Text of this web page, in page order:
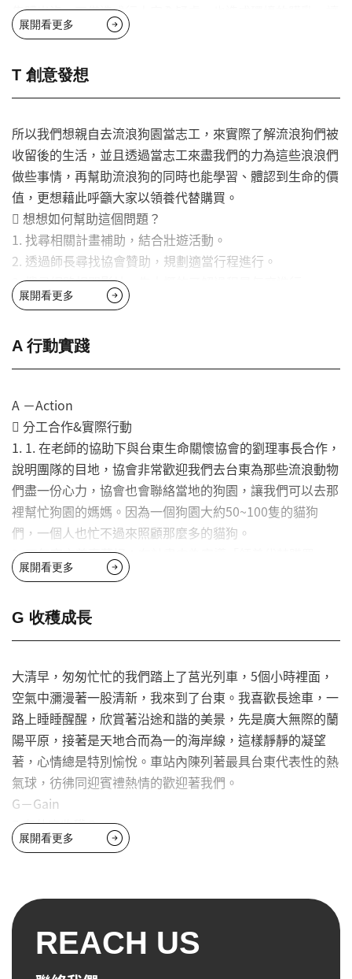
集體出沒，不僅造成行人安全疑慮，也造成環境的髒亂，讓
我們覺得流浪犬的問題應該被正視。
展開看更多
T 創意發想
所以我們想親自去流浪狗園當志工，來實際了解流浪狗們被
收留後的生活，並且透過當志工來盡我們的力為這些浪浪們
做些事情，再幫助流浪狗的同時也能學習、體認到生命的價
值，更想藉此呼籲大家以領養代替購買。
 想想如何幫助這個問題？
1. 找尋相關計畫補助，結合壯遊活動。
2. 透過師長尋找協會贊助，規劃適當行程進行。
3. 搜尋網路相關影片，先大概的了解過程是怎麼進行。
 討論如何幫忙這個問題？
2. 與協會理事長進行詳細討論，修正目標。
3. 進行車票購買與住宿安排，並詳細分工。
展開看更多
A 行動實踐
A －Action
 分工合作&實際行動
1. 1. 在老師的協助下與台東生命關懷協會的劉理事長合作，
說明團隊的目地，協會非常歡迎我們去台東為那些流浪動物
們盡一份心力，協會也會聯絡當地的狗園，讓我們可以去那
裡幫忙狗園的媽媽。因為一個狗園大約50~100隻的貓狗
們，一個人也忙不過來照顧那麼多的貓狗。
2. 正氣夜市義賣募捐：在計畫中為宣導「領養代替購買」，
我們規劃了義賣活動，在協會的幫忙下在台東正氣夜市家樂
帶了許多手工藝品進行義賣，另外準備了恐龍裝以吸引民眾
注意。有的成員抱著募款箱走遍夜市，有的成員在攤位前聲
重視。
3. 徐媽媽狗園滴藥：由於夏天悶熱狗狗身上也被厚重的毛蓋
住了，因此體內的跳蚤更容易的滋生，所以必須利用藥來殺
死這些跳蚤，如果沒有去除身上的跳蚤細菌除了會讓貓狗們
得到一些皮膚疾病之外，嚴重的話可能會讓貓狗們死亡。在
協會的安排下我們來到徐媽媽狗園，在老師的指導下進行滴
藥。徐媽媽狗園完全採取自然放養的方式，在一片雜草中與
狗兒追逐，並一一抓住進行滴藥，對我們而言是一場別開生
面的生命教育。
流浪狗對陌生的我們更是不假顏色，無法親近，因此我們只
能參訪瞭解狗園的經營，並與林媽媽閒聊經營狗園的辛酸，
讓我們萬分感佩，決定在回校後進行義賣活動協助林媽媽募
展開看更多
G 收穫成長
大清早，匆匆忙忙的我們踏上了莒光列車，5個小時裡面，
空氣中瀰漫著一股清新，我來到了台東。我喜歡長途車，一
路上睡睡醒醒，欣賞著沿途和諧的美景，先是廣大無際的蘭
陽平原，接著是天地合而為一的海岸線，這樣靜靜的凝望
著，心情總是特別愉悅。車站內陳列著最具台東代表性的熱
氣球，彷彿同迎賓禮熱情的歡迎著我們。
G－Gain
 有什麼收穫？
大清早，匆匆忙忙的我們踏上了莒光列車，5個小時裡面，
陽平原，接著是天地合而為一的海岸線，這樣靜靜的凝望
著，心情總是特別愉悅。車站內陳列著最具台東代表性的熱
氣球，彷彿同迎賓禮熱情的歡迎著我們。
展開看更多
REACH US